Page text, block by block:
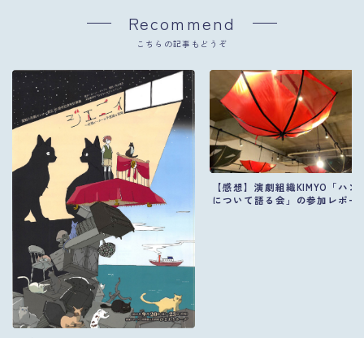
Recommend
こちらの記事もどうぞ
【感想】演劇組織KIMYO「ハン
について語る会」の参加レポー